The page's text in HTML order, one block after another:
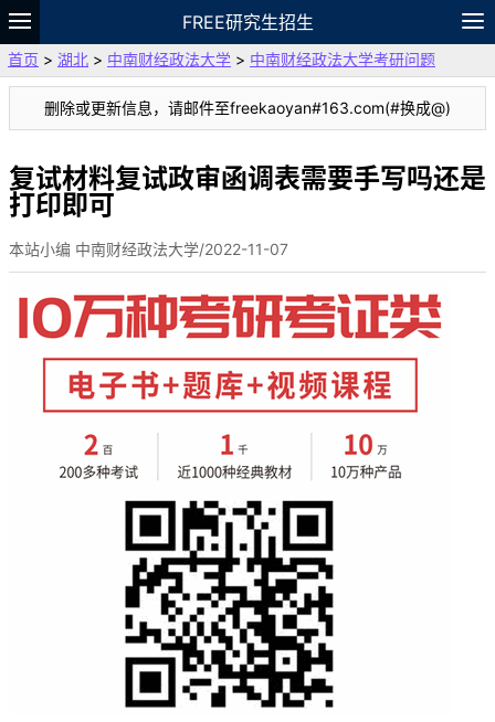
FREE研究生招生
题库
故事 专题 APP 笔记
论坛
VIP
资料
首页 > 湖北 > 中南财经政法大学 > 中南财经政法大学考研问题
删除或更新信息，请邮件至freekaoyan#163.com(#换成@)
复试材料复试政审函调表需要手写吗还是
打印即可
本站小编 中南财经政法大学/2022-11-07